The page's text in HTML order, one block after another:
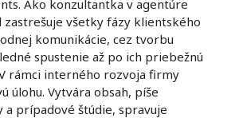
Ako konzultantka v agentúre
zastrešuje všetky fázy klientského
komunikácie, cez tvorbu
spustenie až po ich priebežnú
rámci interného rozvoja firmy
úlohu. Vytvára obsah, píše
a prípadové štúdie, spravuje